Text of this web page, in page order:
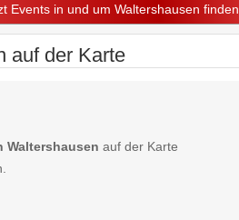
Events in und um Waltershausen finden
auf der Karte
Waltershausen auf der Karte